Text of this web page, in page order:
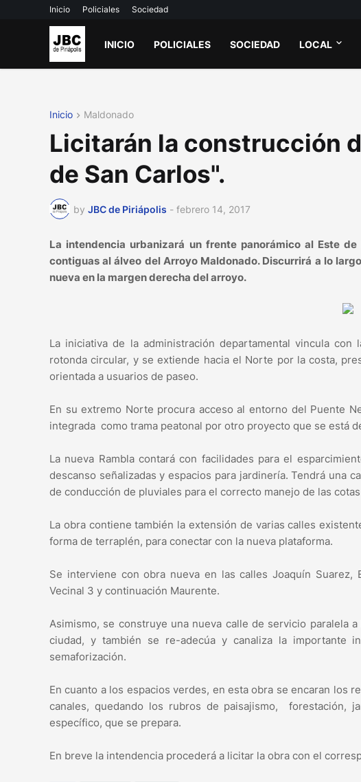
Inicio Policiales Sociedad
INICIO POLICIALES SOCIEDAD LOCAL
Inicio Maldonado
Licitarán la construcción
de San Carlos".
by JBC de Piriápolis - febrero 14, 2017
La intendencia urbanizará un frente panorámico al Este
contiguas al álveo del Arroyo Maldonado. Discurrirá a lo
nueva en la margen derecha del arroyo.
La iniciativa de la administración departamental vincula
rotonda circular, y se extiende hacia el Norte por la costa,
orientada a usuarios de paseo.
En su extremo Norte procura acceso al entorno del Puente
integrada como trama peatonal por otro proyecto que se está
La nueva Rambla contará con facilidades para el
descanso señalizadas y espacios para jardinería. Tendrá una
de conducción de pluviales para el correcto manejo de las
La obra contiene también la extensión de varias calles
forma de terraplén, para conectar con la nueva plataforma.
Se interviene con obra nueva en las calles Joaquín Suarez,
Vecinal 3 y continuación Maurente.
Asimismo, se construye una nueva calle de servicio paralela
ciudad, y también se re-adecúa y canaliza la importante
semaforización.
En cuanto a los espacios verdes, en esta obra se encaran los
canales, quedando los rubros de paisajismo, forestación,
específico, que se prepara.
En breve la intendencia procederá a licitar la obra con el